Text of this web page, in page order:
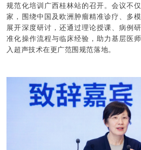
规范化培训广西桂林站的召开。会议不
家，围绕中国及欧洲肿瘤精准诊疗、多
展开深度研讨，还通过理论授课、病例
准化操作流程与临床经验，助力基层医
入超声技术在更广范围规范落地。